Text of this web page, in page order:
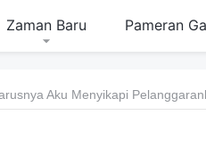
Zaman Baru Pameran
Aku Menyikapi